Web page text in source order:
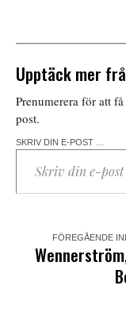
Upptäck mer
Prenumerera för att
post.
SKRIV DIN E-POST …
FÖREGÅENDE